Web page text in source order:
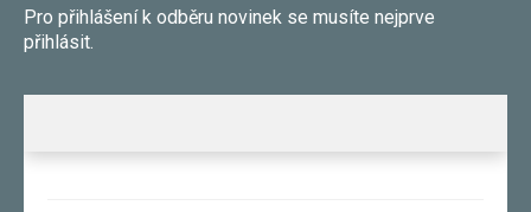
Pro přihlášení k odběru novinek se musíte nejprve
přihlásit.